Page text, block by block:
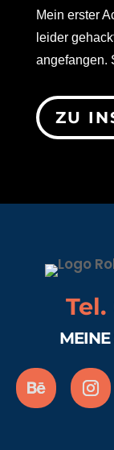
Mein erster
leider
angefangen.
ZU